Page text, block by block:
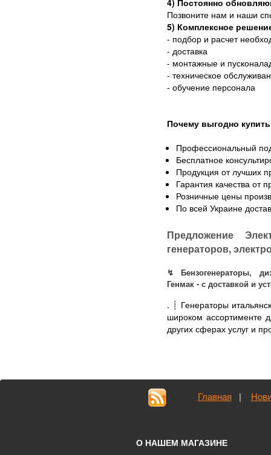
4) Постоянно
Позвоните нам и наши
5) Комплексное
- подбор и расчет
- доставка
- монтажные и
- техническое
- обучение персонала
Почему выгодно
Профессиональный
Бесплатное
Продукция от лучших
Гарантия качества от
Розничные цены
По всей Украине
Предложение
генераторов,
↯ Бензогенераторы,
Генмак - с доставкой и
. ┊ Генераторы
широком ассортименте
других сферах услуг и
Главная |
О НАШЕМ МАГАЗИНЕ